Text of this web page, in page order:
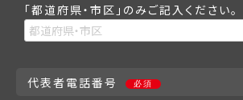
「都道府県・市区」のみご記入ください。
代表者電話番号 必須